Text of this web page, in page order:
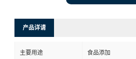
产品详请
主要用途 食品添加